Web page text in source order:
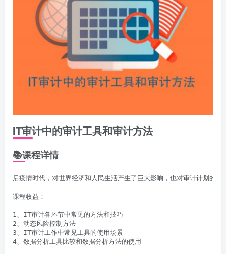
IT审计中的审计工具和审计方法
📚课程详情
后疫情时代，对世界经济和人民生活产生了巨大影响，也对审计计划的
课程收益：
1、IT审计各环节中常见的方法和技巧
2、动态风险控制方法
3、IT审计工作中常见工具的使用场景
4、数据分析工具比较和数据分析方法的使用